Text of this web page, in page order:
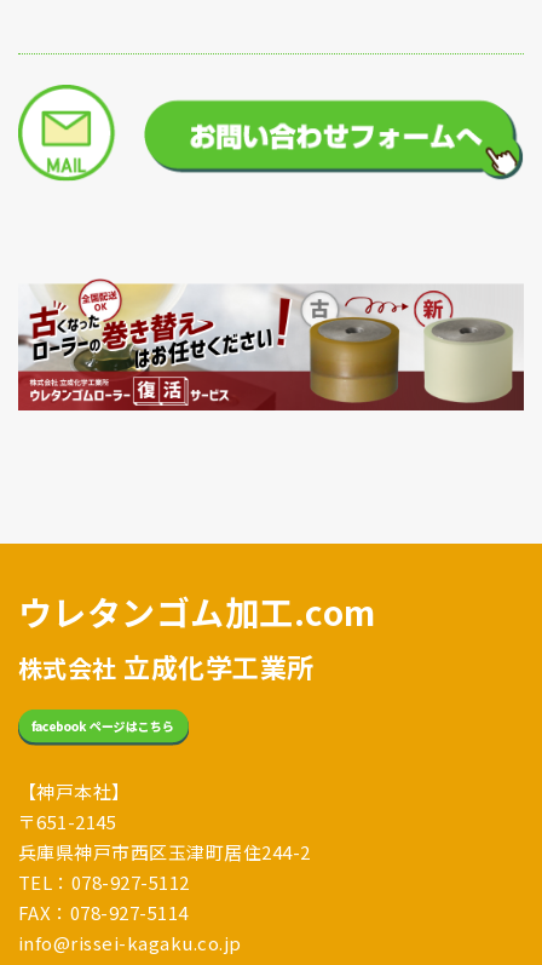
ウレタンゴム加工.com
株式会社 立成化学工業所
【神戸本社】
〒651-2145
兵庫県神戸市西区玉津町居住244-2
TEL：078-927-5112
FAX：078-927-5114
info@rissei-kagaku.co.jp